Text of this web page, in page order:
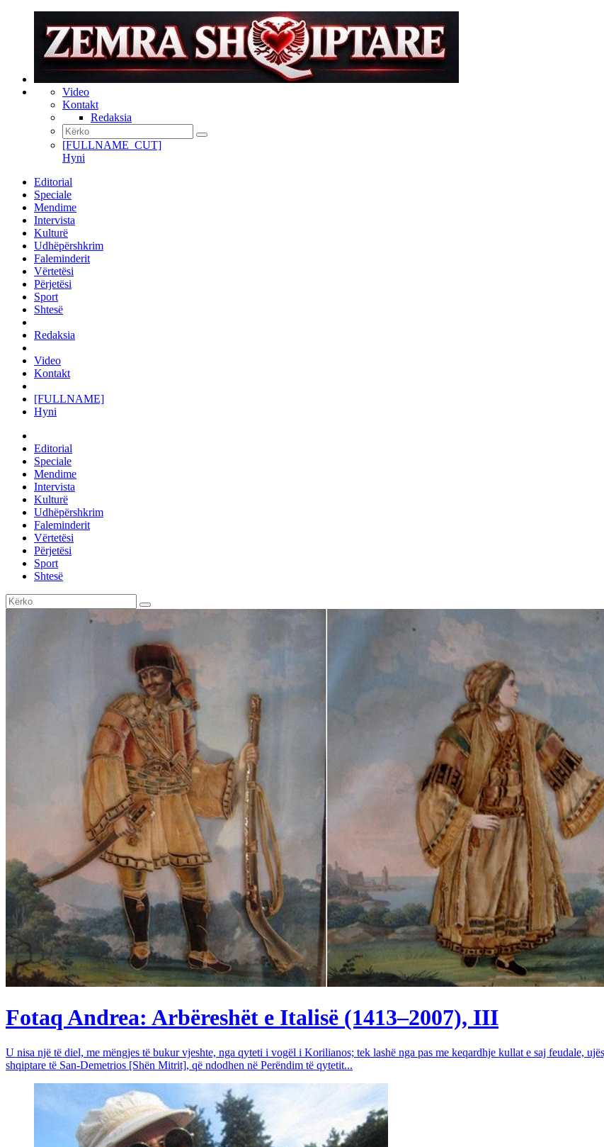
Video
Kontakt
Redaksia
[FULLNAME_CUT]
Hyni
Editorial
Speciale
Mendime
Intervista
Kulturë
Udhëpërshkrim
Faleminderit
Vërtetësi
Përjetësi
Sport
Shtesë
Redaksia
Video
Kontakt
[FULLNAME]
Hyni
Editorial
Speciale
Mendime
Intervista
Kulturë
Udhëpërshkrim
Faleminderit
Vërtetësi
Përjetësi
Sport
Shtesë
Fotaq Andrea: Arbëreshët e Italisë (1413–2007), III
U nisa një të diel, me mëngjes të bukur vjeshte, nga qyteti i vogël i Korilianos; tek lashë nga pas me keqardhje kullat e saj feudale,
shqiptare të San-Demetrios [Shën Mitrit], që ndodhen në Perëndim të qytetit...